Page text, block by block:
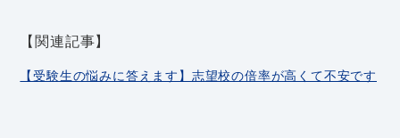
【関連記事】
【受験生の悩みに答えます】志望校の倍率が高くて不安です